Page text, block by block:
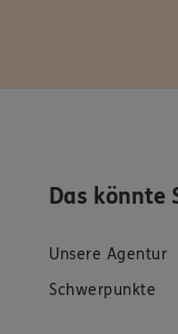
Das könnte
Unsere Agentur
Schwerpunkte